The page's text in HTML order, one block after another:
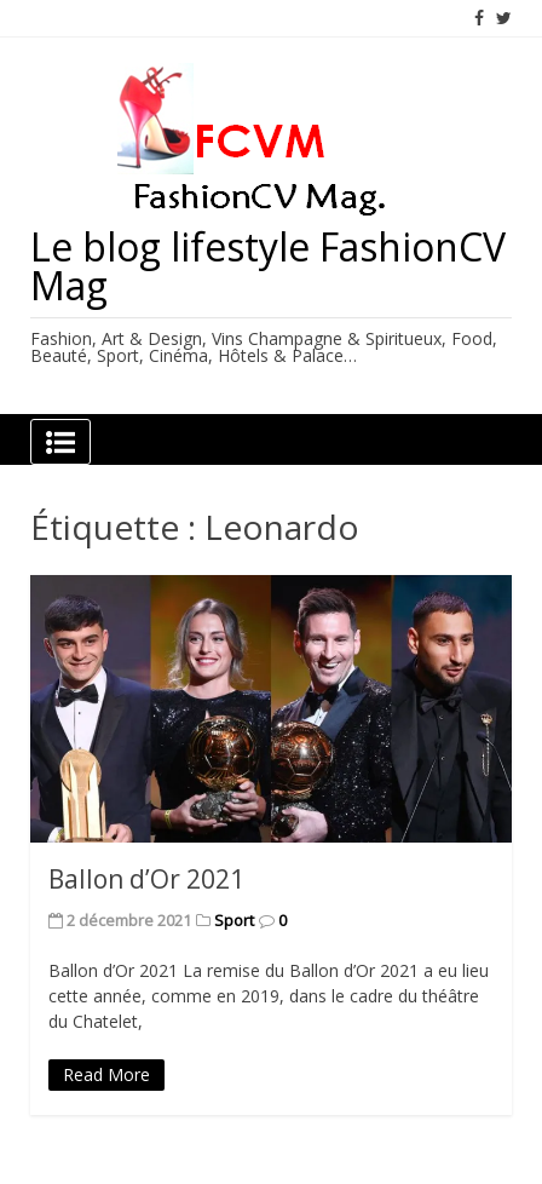
Le blog lifestyle FashionCV
Mag
Fashion, Art & Design, Vins Champagne & Spiritueux, Food,
Beauté, Sport, Cinéma, Hôtels & Palace…
Étiquette : Leonardo
Ballon d’Or 2021
2 décembre 2021 Sport 0
Ballon d’Or 2021 La remise du Ballon d’Or 2021 a eu lieu
cette année, comme en 2019, dans le cadre du théâtre
du Chatelet,
Read More